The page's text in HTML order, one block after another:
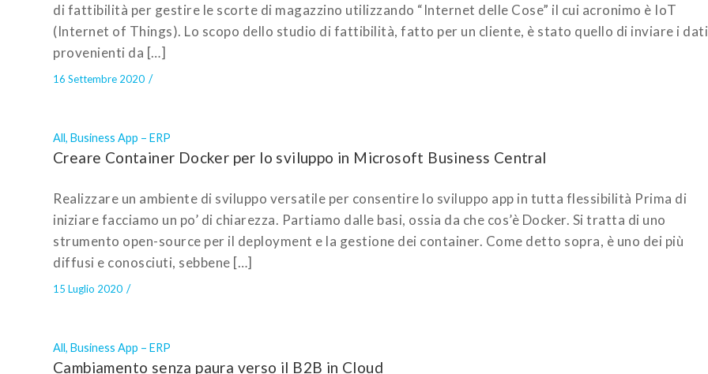
di fattibilità per gestire le scorte di magazzino utilizzando “Internet delle Cose” il cui acronimo è IoT
(Internet of Things). Lo scopo dello studio di fattibilità, fatto per un cliente, è stato quello di inviare i dati
provenienti da […]
16 Settembre 2020 /
All, Business App – ERP
Creare Container Docker per lo sviluppo in Microsoft Business Central
Realizzare un ambiente di sviluppo versatile per consentire lo sviluppo app in tutta flessibilità Prima di
iniziare facciamo un po’ di chiarezza. Partiamo dalle basi, ossia da che cos’è Docker. Si tratta di uno
strumento open-source per il deployment e la gestione dei container. Come detto sopra, è uno dei più
diffusi e conosciuti, sebbene […]
15 Luglio 2020 /
All, Business App – ERP
Cambiamento senza paura verso il B2B in Cloud